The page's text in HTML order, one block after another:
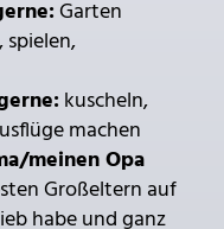
Garten
kuscheln,
machen
meinen Opa
Großeltern auf
habe und ganz